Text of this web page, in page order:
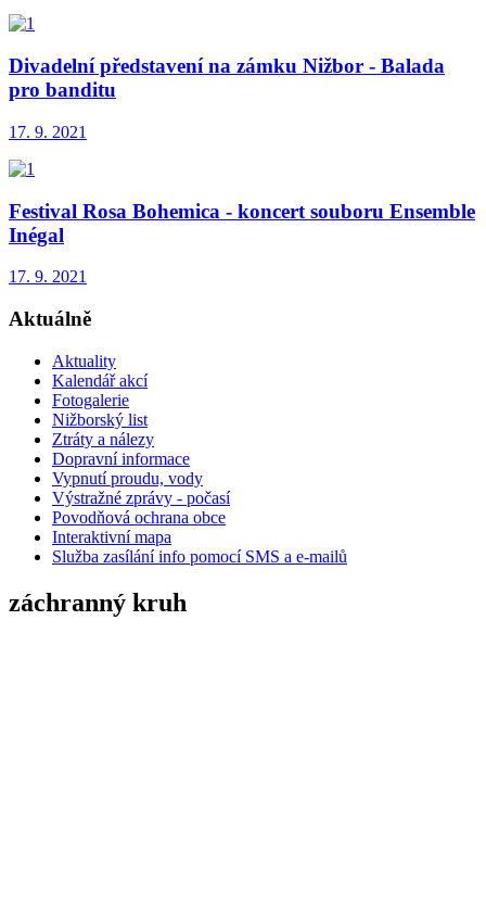
Divadelní představení na zámku Nižbor - Balada
pro banditu
17. 9. 2021
Festival Rosa Bohemica - koncert souboru Ensemble
Inégal
17. 9. 2021
Aktuálně
Aktuality
Kalendář akcí
Fotogalerie
Nižborský list
Ztráty a nálezy
Dopravní informace
Vypnutí proudu, vody
Výstražné zprávy - počasí
Povodňová ochrana obce
Interaktivní mapa
Služba zasílání info pomocí SMS a e-mailů
záchranný kruh